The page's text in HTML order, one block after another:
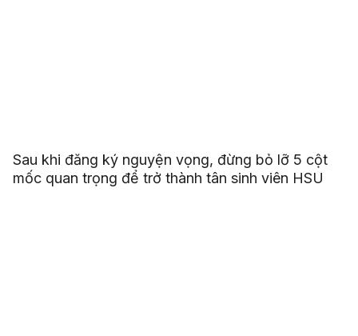
Sau khi đăng ký nguyện vọng, đừng bỏ lỡ 5 cột
mốc quan trọng để trở thành tân sinh viên HSU